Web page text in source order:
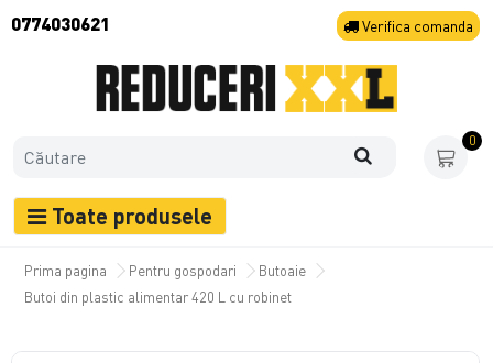
0774030621 Verifica comanda
0
Toate produsele
Prima pagina Pentru gospodari
Butoaie
Butoi din plastic alimentar 420 L cu robinet